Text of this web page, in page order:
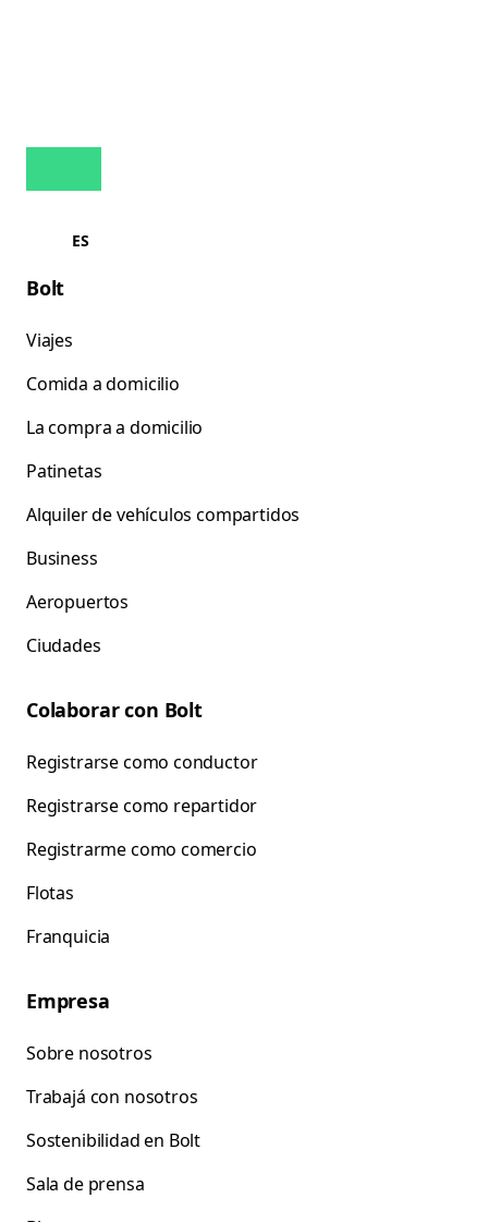
ES
Bolt
Viajes
Comida a domicilio
La compra a domicilio
Patinetas
Alquiler de vehículos compartidos
Business
Aeropuertos
Ciudades
Colaborar con Bolt
Registrarse como conductor
Registrarse como repartidor
Registrarme como comercio
Flotas
Franquicia
Empresa
Sobre nosotros
Trabajá con nosotros
Sostenibilidad en Bolt
Sala de prensa